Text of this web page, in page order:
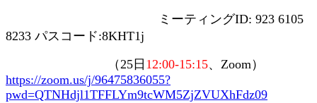
ミーティングID: 923 6105
8233 パスコード:8KHT1j
（25 日 12:00-15:15、 Zoom）
https://zoom.us/j/96475836055?
pwd=QTNHdjl1TFFLYm9tcWM5ZjZVUXhFdz09